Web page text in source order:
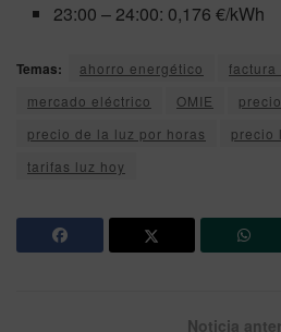
23:00 – 24:00: 0,176 €/kWh
Temas: ahorro energético
factura
mercado eléctrico
OMIE
precio de la luz por horas
precio
tarifas luz hoy
Noticia